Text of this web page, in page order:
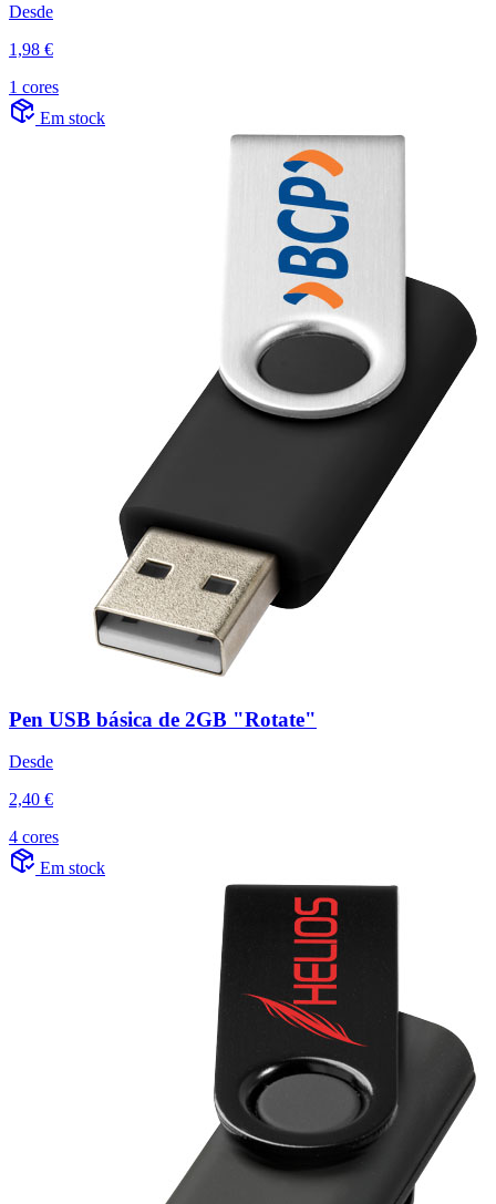
Desde
1,98 €
1 cores
Em stock
Pen USB básica de 2GB "Rotate"
Desde
2,40 €
4 cores
Em stock